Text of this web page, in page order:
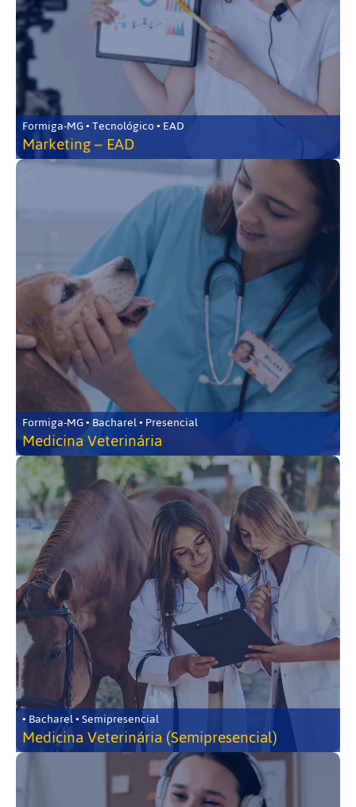
Formiga-MG • Tecnológico • EAD
Marketing – EAD
Formiga-MG • Bacharel • Presencial
Medicina Veterinária
• Bacharel • Semipresencial
Medicina Veterinária (Semipresencial)